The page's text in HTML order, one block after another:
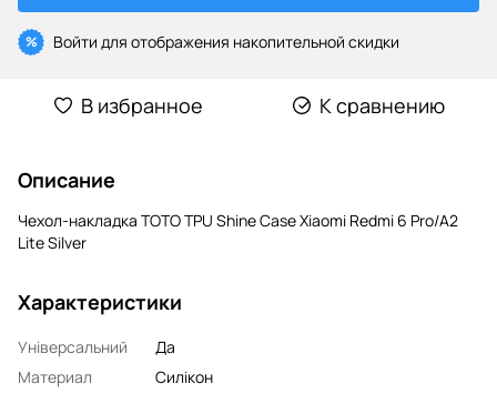
% Войти для отображения накопительной скидки
В избранное К сравнению
Описание
Чехол-накладка TOTO TPU Shine Case Xiaomi Redmi 6 Pro/A2
Lite Silver
Характеристики
Універсальний
Да
Материал
Силікон